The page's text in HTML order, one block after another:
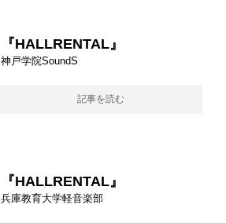
『HALLRENTAL』
神戸学院SoundS
記事を読む
『HALLRENTAL』
兵庫教育大学軽音楽部